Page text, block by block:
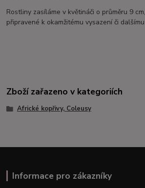
Rostliny zasíláme v květináči o průměru 9
připravené k okamžitému vysazení či
Zboží zařazeno v kategoriích
Africké kopřivy, Coleusy
Informace pro zákazníky